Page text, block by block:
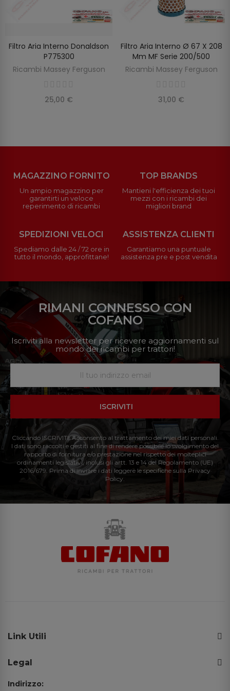
AGGIUNGI AL CARRELLO
Filtro Aria Interno Donaldson
P775300
Ricambi Massey Ferguson
25,00 €
SCOPRIRE
Filtro Aria Interno Ø 67 X 208
Mm MF Serie 200/500
Ricambi Massey Ferguson
31,00 €
MAGAZZINO FORNITO
Un ampio magazzino per
garantirti un veloce
reperimento di ricambi
TOP BRANDS
Mantieni l'efficienza dei tuoi
mezzi con i ricambi dei
migliori brand
SPEDIZIONI VELOCI
Spediamo dalle 24 / 72 ore in
tutto il mondo, approfittane!
ASSISTENZA CLIENTI
Garantiamo una puntuale
assistenza pre e post vendita
RIMANI CONNESSO CON
COFANO
Iscriviti alla newsletter per ricevere aggiornamenti sul
mondo dei ricambi per trattori!
ISCRIVITI
Cliccando ISCRIVITI: Acconsento al trattamento dei miei dati personali.
I dati sono raccolti e gestiti al fine di rendere possibile lo svolgimento del
rapporto di fornitura e/o prestazione nel rispetto dei molteplici
ordinamenti legislativi, inclusi gli artt. 13 e 14 del Regolamento (UE)
2016/679. Prima di inviare i dati leggere le specifiche sulla Privacy
Policy.
Link Utili
Legal
Indirizzo: